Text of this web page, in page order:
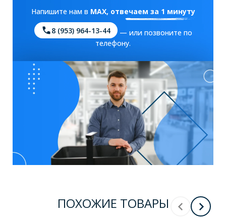
Напишите нам в MAX, отвечаем за 1 минуту
8 (953) 964-13-44
— или позвоните по
телефону.
ПОХОЖИЕ ТОВАРЫ